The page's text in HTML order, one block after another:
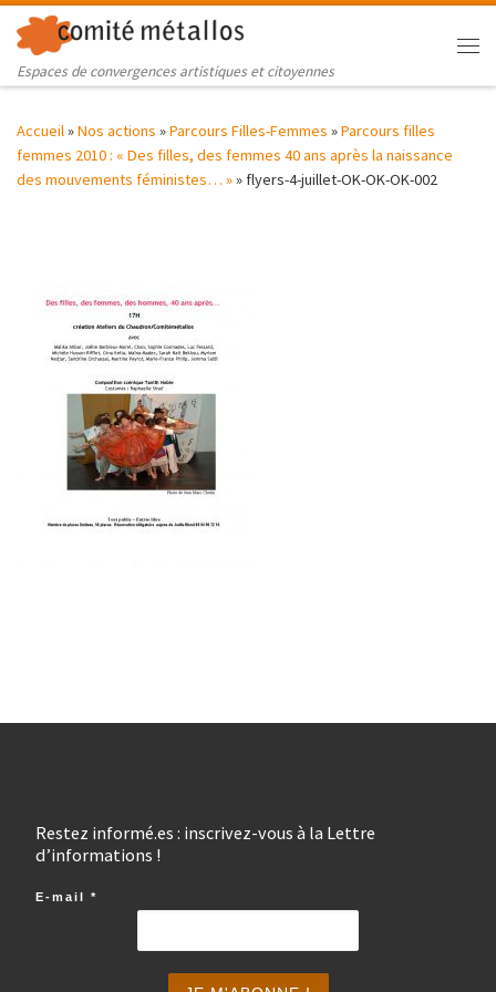
Skip to content
Espaces de convergences artistiques et citoyennes
Accueil»Nos actions »Parcours Filles-Femmes »Parcours filles
femmes 2010 : « Des filles, des femmes 40 ans après la naissance
des mouvements féministes… »»flyers-4-juillet-OK-OK-OK-002
Restez informé.es : inscrivez-vous à la Lettre
d’informations !
E-mail *